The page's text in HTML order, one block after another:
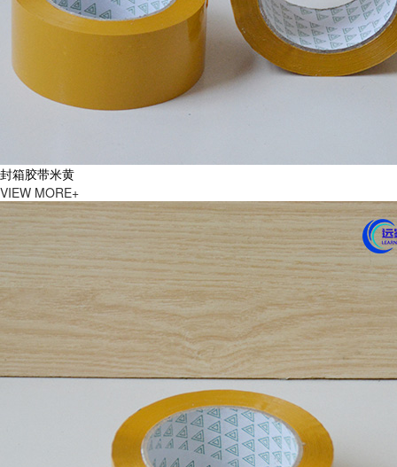
封箱胶带米黄
VIEW MORE+